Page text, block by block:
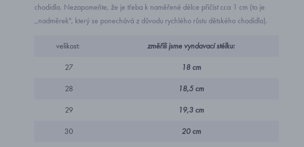
chodidla. Nezapomeňte, že je třeba k naměřené délce přičíst cca 1 cm (to je
,,nadměrek", který se ponechává z důvodu rychlého růstu dětského chodidla).
velikost: změřili jsme vyndavací stélku:
27 18 cm
28 18,5 cm
29 19,3 cm
30 20 cm